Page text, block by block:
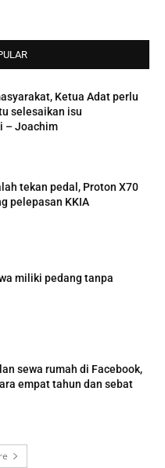
Ketua Adat perlu
selesaikan isu
– Joachim
tekan pedal, Proton X70
pelepasan KKIA
miliki pedang tanpa
sewa rumah di Facebook,
empat tahun dan sebat